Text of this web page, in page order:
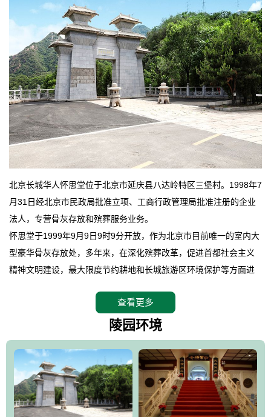
北京长城华人怀思堂位于北京市延庆县八达岭特区三堡村。1998年7
月31日经北京市民政局批准立项、工商行政管理局批准注册的企业
法人，专营骨灰存放和殡葬服务业务。
怀思堂于1999年9月9日9时9分开放，作为北京市目前唯一的室内大
型豪华骨灰存放处，多年来，在深化殡葬改革，促进首都社会主义
精神文明建设，最大限度节约耕地和长城旅游区环境保护等方面进
怀思堂辖区面积15万平方米，整体建筑面积5．8万平方米。主体建
筑有：怀思堂豪华墓室、礼祭大厅、随缘阁、百家姓觅宗长廊等。
仲、无字碑、香灯等。典型的仿秦、汉建筑风格。蓝色的琉璃瓦屋
顶，朱砂红的门、窗、柱、墙，汉白玉雕刻的雄狮、华表，花岗岩
铺成的路面和台阶，洒落其间的花卉、松柏与万里长城浑然一体、
气势宏伟、古朴端庄、别具一格。怀思堂大殿入口两侧是用蜡染技
查看更多
陵园环境